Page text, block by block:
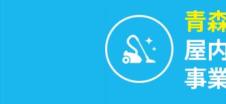
青
屋
事